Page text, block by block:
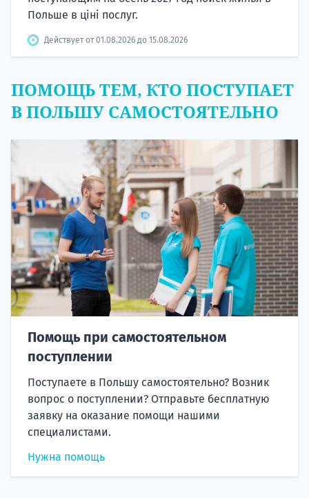
Польше в ціні послуг.
Действует от 01.08.2026 до 15.08.2026
ПОМОЩЬ ТЕМ, КТО ПОСТУПАЕТ
В ПОЛЬШУ САМОСТОЯТЕЛЬНО
Помощь при самостоятельном
поступлении
Поступаете в Польшу самостоятельно? Возник
вопрос о поступлении? Отправьте бесплатную
заявку на оказание помощи нашими
специалистами.
Нужна помощь